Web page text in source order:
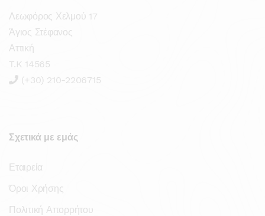
Λεωφόρος Χελμού 17
Άγιος Στέφανος
Αττική
T.K 14565
(+30) 210-2206715
Σχετικά με εμάς
Εταιρεία
Όροι Χρήσης
Πολιτική Απορρήτου